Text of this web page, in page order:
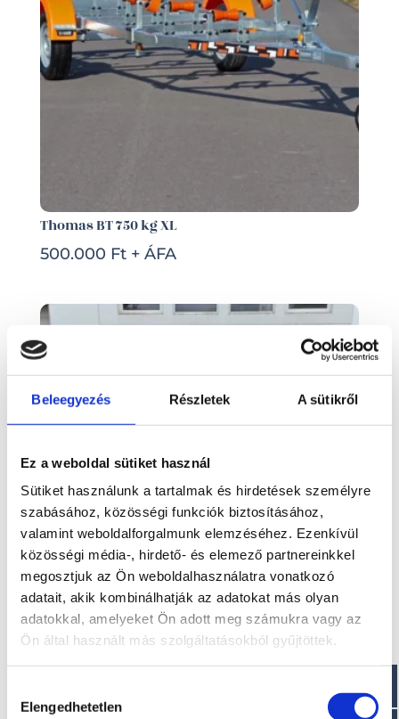
Beleegyezés Részletek A sütikről
Ez a weboldal sütiket használ
Sütiket használunk a tartalmak és hirdetések személyre
szabásához, közösségi funkciók biztosításához,
valamint weboldalforgalmunk elemzéséhez. Ezenkívül
közösségi média-, hirdető- és elemező partnereinkkel
megosztjuk az Ön weboldalhasználatra vonatkozó
adatait, akik kombinálhatják az adatokat más olyan
adatokkal, amelyeket Ön adott meg számukra vagy az
Ön által használt más szolgáltatásokból gyűjtöttek.
kiválasztása
Elengedhetetlen
Thomas BT 750 kg XL
500.000 Ft + ÁFA
Thomas BT 750 L (gumihajóknak)
450.000 Ft + ÁFA